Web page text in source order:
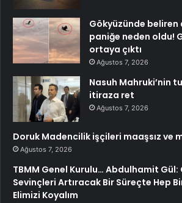
Gökyüzünde beliren
paniğe neden oldu!
ortaya çıktı
Ağustos 7, 2026
Nasuh Mahruki’nin
itiraza ret
Ağustos 7, 2026
Doruk Madencilik işçileri maaşsız ve
Ağustos 7, 2026
TBMM Genel Kurulu… Abdulhamit Gül:
Sevinçleri Artıracak Bir Süreçte Hep
Elimizi Koyalım